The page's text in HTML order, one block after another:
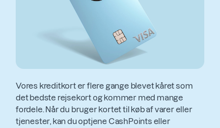
Vores kreditkort er flere gange blevet kåret som
det bedste rejsekort og kommer med mange
fordele. Når du bruger kortet til køb af varer eller
tjenester, kan du optjene CashPoints eller